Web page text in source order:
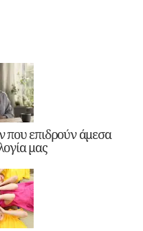
που επιδρούν άμεσα
μας